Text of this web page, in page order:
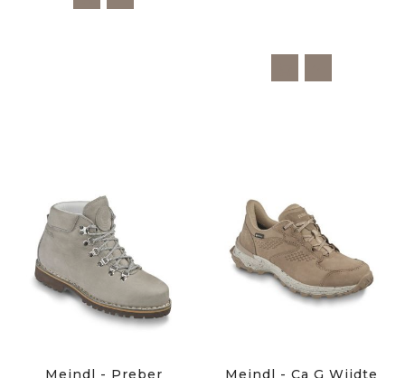
Meindl - Preber
Meindl - Ca G Wijdte